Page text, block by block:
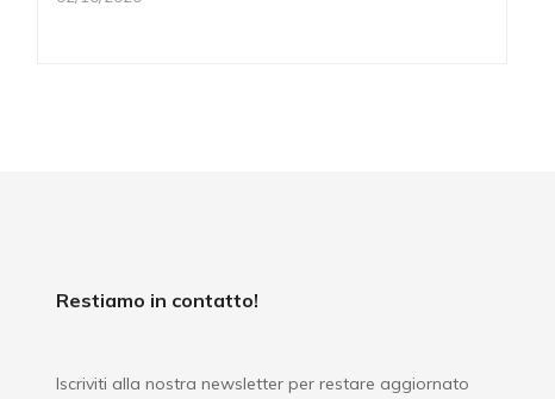
Restiamo in contatto!
Iscriviti alla nostra newsletter per restare aggiornato